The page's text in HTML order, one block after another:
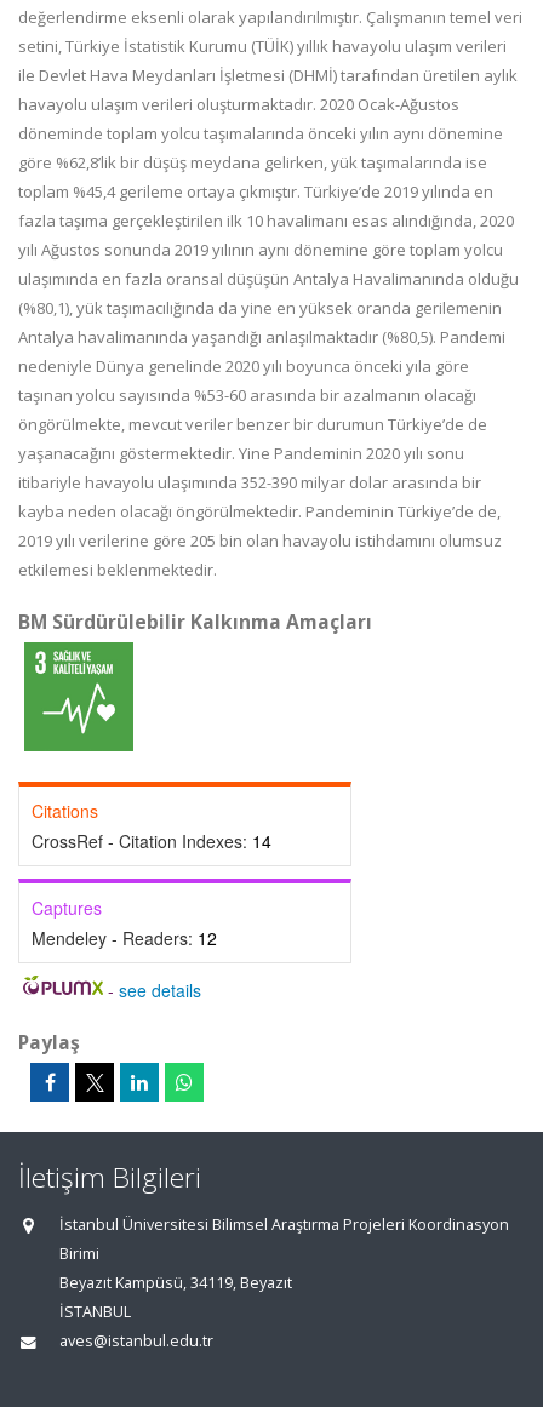
değerlendirme eksenli olarak yapılandırılmıştır. Çalışmanın temel veri
setini, Türkiye İstatistik Kurumu (TÜİK) yıllık havayolu ulaşım verileri
ile Devlet Hava Meydanları İşletmesi (DHMİ) tarafından üretilen aylık
havayolu ulaşım verileri oluşturmaktadır. 2020 Ocak-Ağustos
döneminde toplam yolcu taşımalarında önceki yılın aynı dönemine
göre %62,8’lik bir düşüş meydana gelirken, yük taşımalarında ise
toplam %45,4 gerileme ortaya çıkmıştır. Türkiye’de 2019 yılında en
fazla taşıma gerçekleştirilen ilk 10 havalimanı esas alındığında, 2020
yılı Ağustos sonunda 2019 yılının aynı dönemine göre toplam yolcu
ulaşımında en fazla oransal düşüşün Antalya Havalimanında olduğu
(%80,1), yük taşımacılığında da yine en yüksek oranda gerilemenin
Antalya havalimanında yaşandığı anlaşılmaktadır (%80,5). Pandemi
nedeniyle Dünya genelinde 2020 yılı boyunca önceki yıla göre
taşınan yolcu sayısında %53-60 arasında bir azalmanın olacağı
öngörülmekte, mevcut veriler benzer bir durumun Türkiye’de de
yaşanacağını göstermektedir. Yine Pandeminin 2020 yılı sonu
itibariyle havayolu ulaşımında 352-390 milyar dolar arasında bir
kayba neden olacağı öngörülmektedir. Pandeminin Türkiye’de de,
2019 yılı verilerine göre 205 bin olan havayolu istihdamını olumsuz
etkilemesi beklenmektedir.
BM Sürdürülebilir Kalkınma Amaçları
Citations
CrossRef - Citation Indexes: 14
Captures
Mendeley - Readers: 12
- see details
Paylaş
İletişim Bilgileri
İstanbul Üniversitesi Bilimsel Araştırma Projeleri Koordinasyon
Birimi
Beyazıt Kampüsü, 34119, Beyazıt
İSTANBUL
aves@istanbul.edu.tr